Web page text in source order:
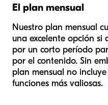
El plan mensual
Nuestro plan mensual
una excelente opción si
por un corto período
por el contenido. Sin
plan mensual no
funciones más valiosas.